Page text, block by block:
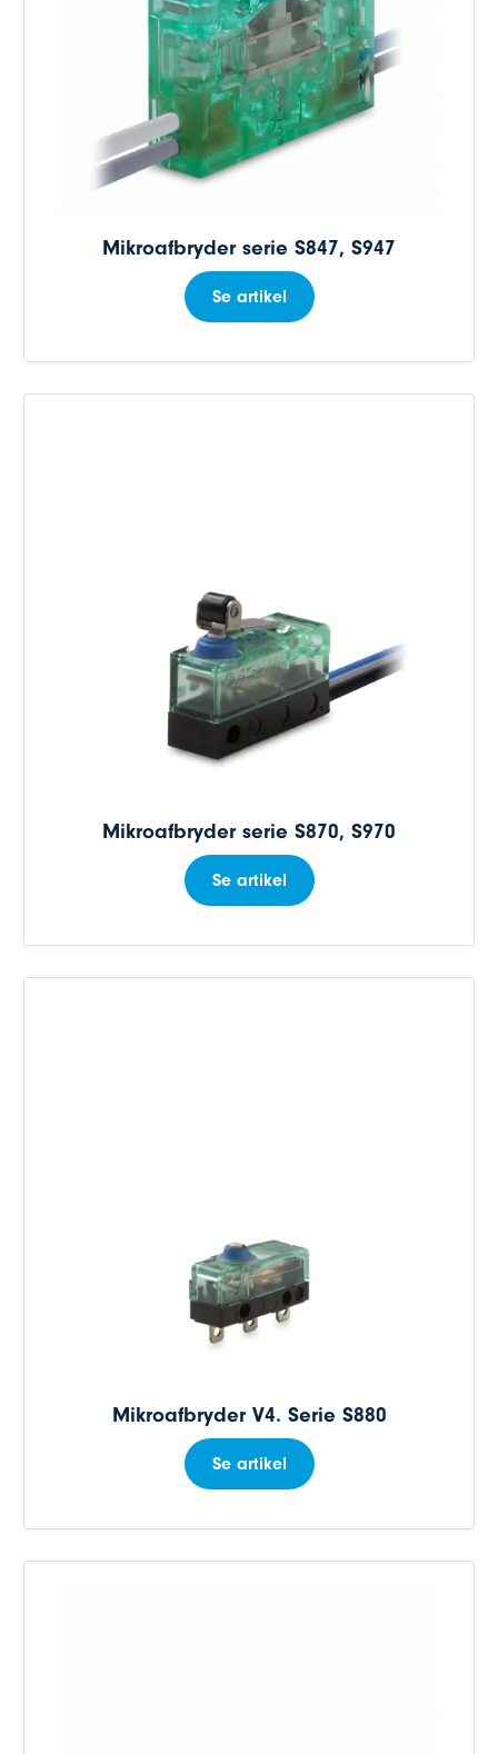
Mikroafbryder serie S847, S947
Se artikel
Mikroafbryder serie S870, S970
Se artikel
Mikroafbryder V4. Serie S880
Se artikel